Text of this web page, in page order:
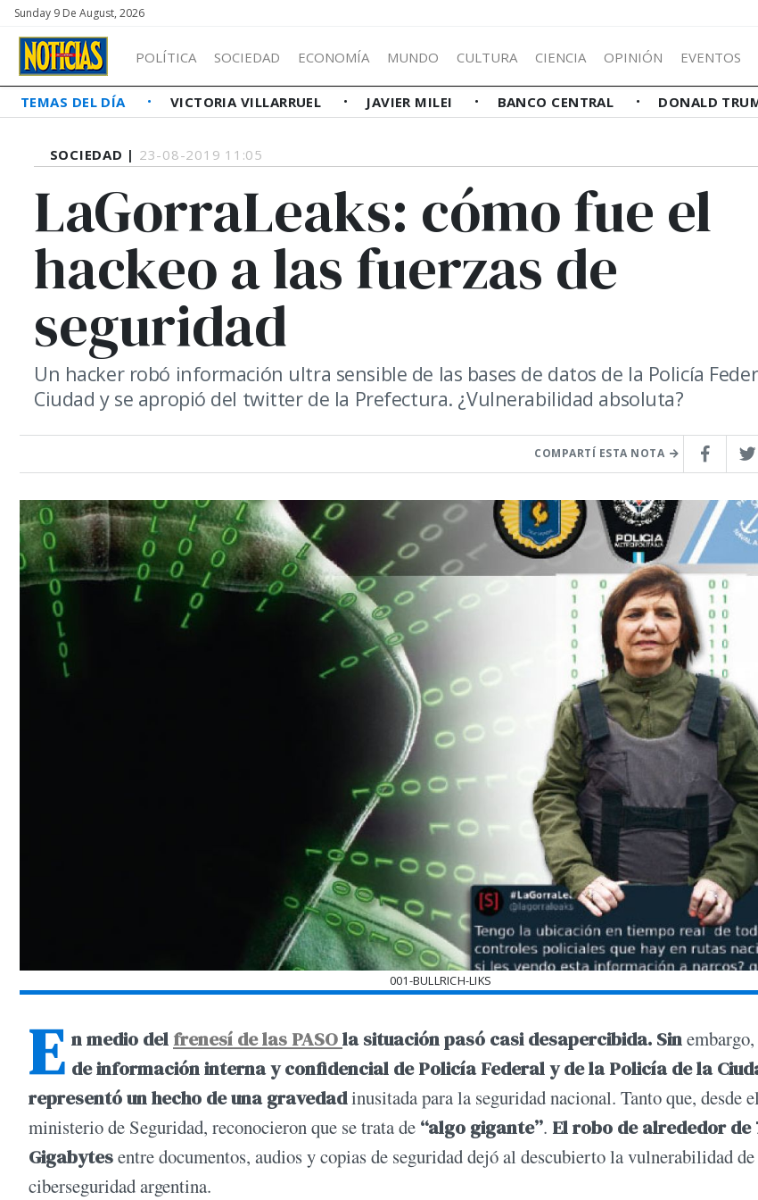
Sunday 9 De August, 2026
POLÍTICA SOCIEDAD ECONOMÍA MUNDO CULTURA CIENCIA OPINIÓN EVENTOS
TEMAS DEL DÍA VICTORIA VILLARRUEL JAVIER MILEI BANCO CENTRAL DONALD
SOCIEDAD | 23-08-2019 11:05
LaGorraLeaks: cómo fue el
hackeo a las fuerzas de
seguridad
Un hacker robó información ultra sensible de las bases de datos de la Policía
Ciudad y se apropió del twitter de la Prefectura. ¿Vulnerabilidad absoluta?
COMPARTÍ ESTA NOTA
001-BULLRICH-LIKS
E n medio del frenesí de las PASOla situación pasó casi desapercibida. Sinembargo,
de información interna y confidencial de Policía Federal y de la Policía de la
representó un hecho de una gravedadinusitada para la seguridad nacional. Tanto que, desde
ministerio de Seguridad, reconocieron que se trata de “algo gigante”. El robo de alrededor de
Gigabytesentre documentos, audios y copias de seguridad dejó al descubierto la vulnerabilidad
ciberseguridad argentina.